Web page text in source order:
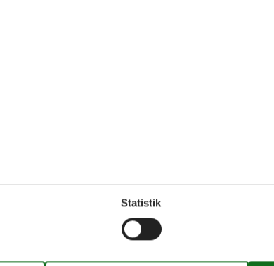
2 x Flise-/klinkegulv
4 x Træ-/parketgulv
Statistik